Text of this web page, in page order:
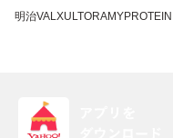
明治VALXULTORAMYPROTEIN